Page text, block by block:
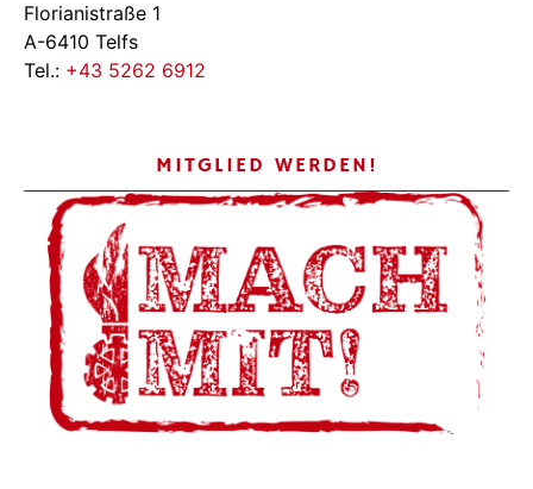
Florianistraße 1
A-6410 Telfs
Tel.: +43 5262 6912
MITGLIED WERDEN!